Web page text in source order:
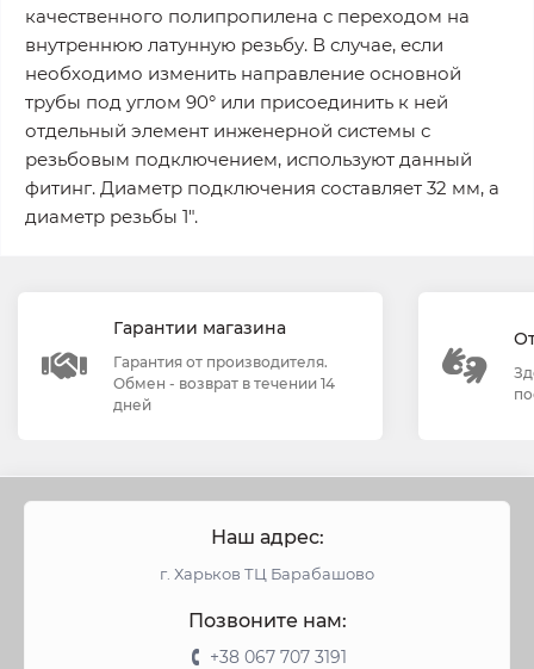
качественного полипропилена с переходом на
внутреннюю латунную резьбу. В случае, если
необходимо изменить направление основной
трубы под углом 90° или присоединить к ней
отдельный элемент инженерной системы с
резьбовым подключением, используют данный
фитинг. Диаметр подключения составляет 32 мм, а
диаметр резьбы 1".
Гарантии магазина
Гарантия от производителя.
Обмен - возврат в течении 14
дней
Наш адрес:
г. Харьков ТЦ Барабашово
Позвоните нам:
+38 067 707 3191